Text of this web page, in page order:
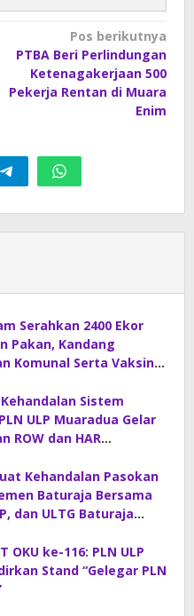
Pos berikutnya
PTBA Beri Perlindungan
Ketenagakerjaan 500
Pekerja Rentan di Muara
Enim
Serahkan 2400 Ekor
Pakan, Kandang
Komunal Serta Vaksin
Sistem
ULP Muaradua Gelar
ROW dan HAR
Kehandalan Pasokan
Baturaja Bersama
dan ULTG Baturaja
OKU ke-116: PLN ULP
Stand “Gelegar PLN